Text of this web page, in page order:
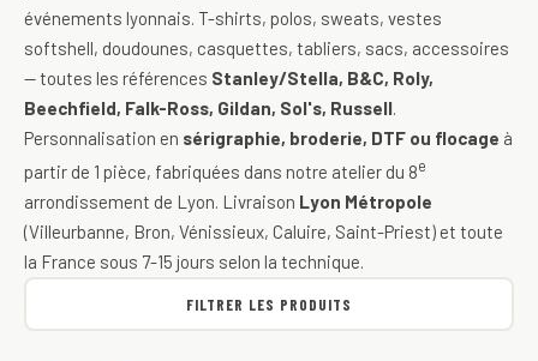
événements lyonnais. T-shirts, polos, sweats, vestes
softshell, doudounes, casquettes, tabliers, sacs, accessoires
— toutes les références Stanley/Stella, B&C, Roly,
Beechfield, Falk-Ross, Gildan, Sol's, Russell.
Personnalisation en sérigraphie, broderie, DTF ou flocage à
partir de 1 pièce, fabriquées dans notre atelier du 8e
arrondissement de Lyon. Livraison Lyon Métropole
(Villeurbanne, Bron, Vénissieux, Caluire, Saint-Priest) et toute
la France sous 7-15 jours selon la technique.
FILTRER LES PRODUITS